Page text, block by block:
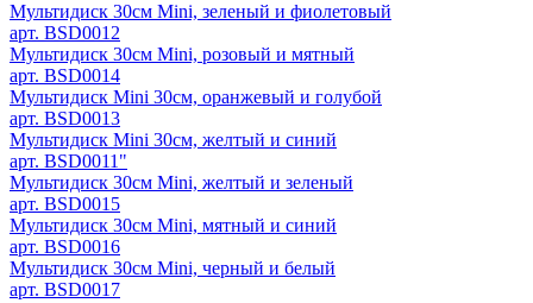
Мультидиск 30см Mini, зеленый и фиолетовый
арт. BSD0012
Мультидиск 30см Mini, розовый и мятный
арт. BSD0014
Мультидиск Mini 30см, оранжевый и голубой
арт. BSD0013
Мультидиск Mini 30см, желтый и синий
арт. BSD0011"
Мультидиск 30см Mini, желтый и зеленый
арт. BSD0015
Мультидиск 30см Mini, мятный и синий
арт. BSD0016
Мультидиск 30см Mini, черный и белый
арт. BSD0017